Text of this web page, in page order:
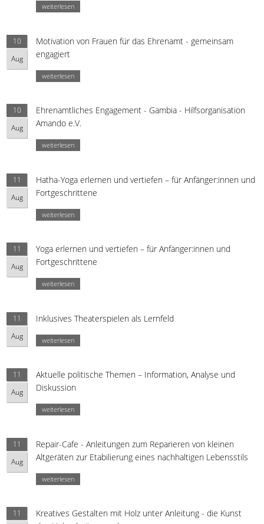
weiterlesen
10
Aug
Motivation von Frauen für das Ehrenamt - gemeinsam
engagiert
weiterlesen
10
Aug
Ehrenamtliches Engagement - Gambia - Hilfsorganisation
Amando e.V.
weiterlesen
11
Aug
Hatha-Yoga erlernen und vertiefen – für Anfänger:innen und
Fortgeschrittene
weiterlesen
11
Aug
Yoga erlernen und vertiefen – für Anfänger:innen und
Fortgeschrittene
weiterlesen
11
Aug
Inklusives Theaterspielen als Lernfeld
weiterlesen
11
Aug
Aktuelle politische Themen – Information, Analyse und
Diskussion
weiterlesen
11
Aug
Repair-Cafe - Anleitungen zum Reparieren von kleinen
Altgeräten zur Etabilierung eines nachhaltigen Lebensstils
weiterlesen
11
Kreatives Gestalten mit Holz unter Anleitung - die Kunst